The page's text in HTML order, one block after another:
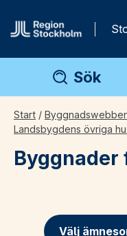
Sök
Start /
Landsbygdens övriga
Välj